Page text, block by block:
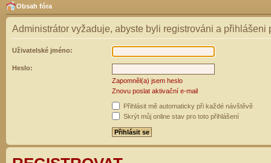
Obsah fóra
Administrátor vyžaduje, abyste byli registrováni a přihlášeni
Uživatelské jméno:
Heslo:
Zapomněl(a) jsem heslo
Znovu poslat aktivační e-mail
Přihlásit mě automaticky při každé návštěvě
Skrýt můj online stav pro toto přihlášení